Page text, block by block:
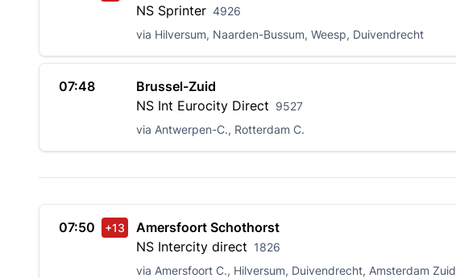
NS Sprinter 4926
via Hilversum, Naarden-Bussum, Weesp, Duivendrecht
07:48
Brussel-Zuid
NS Int Eurocity Direct 9527
via Antwerpen-C., Rotterdam C.
07:50 +13
Amersfoort Schothorst
NS Intercity direct 1826
via Amersfoort C., Hilversum, Duivendrecht, Amsterdam Zuid